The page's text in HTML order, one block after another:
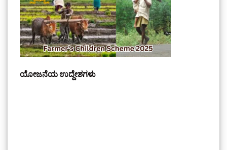
ಯೋಜನೆಯ ಉದ್ದೇಶಗಳು